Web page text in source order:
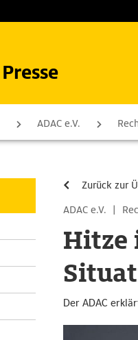
Presse
ADAC e.V.
Zurück zur
ADAC e.V.
|
Hitze
Der ADAC